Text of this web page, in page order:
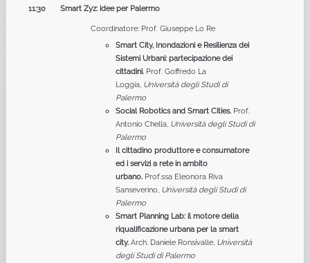
11:30 Smart Zyz: idee per Palermo
Coordinatore: Prof. Giuseppe Lo Re
Smart City, Inondazioni e Resilienza dei
Sistemi Urbani: partecipazione dei
cittadini.Prof. Goffredo La
Loggia, Università degli Studi di
Palermo
Social Robotics and Smart Cities.Prof.
Antonio Chella, Università degli Studi di
Palermo
Il cittadino produttore e consumatore
ed i servizi a rete in ambito
urbano.Prof.ssa Eleonora Riva
Sanseverino, Università degli Studi di
Palermo
Smart Planning Lab: il motore della
riqualificazione urbana per la smart
city.Arch. Daniele Ronsivalle, Università
degli Studi di Palermo